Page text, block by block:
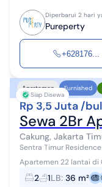
Diperbarui 2 hari
Pureperty
+628176...
Siap Disewa
Apartemen Furnished
Rp 3,5 Juta /
Sewa 2Br
Cakung, Jakarta
Sentra Timur Residence
Apartemen 22 lantai di Cakung,
yang asri. Dengan
Tidur: 2 - Kam...
2 1LB: 36 m²